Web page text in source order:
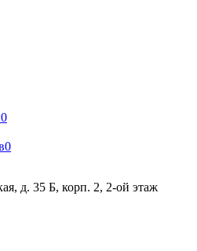
0
0
д. 35 Б, корп. 2, 2-ой этаж